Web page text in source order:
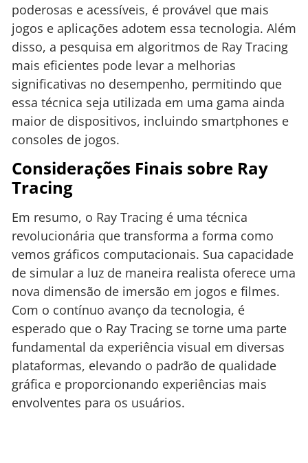
poderosas e acessíveis, é provável que mais
jogos e aplicações adotem essa tecnologia. Além
disso, a pesquisa em algoritmos de Ray Tracing
mais eficientes pode levar a melhorias
significativas no desempenho, permitindo que
essa técnica seja utilizada em uma gama ainda
maior de dispositivos, incluindo smartphones e
consoles de jogos.
Considerações Finais sobre Ray
Tracing
Em resumo, o Ray Tracing é uma técnica
revolucionária que transforma a forma como
vemos gráficos computacionais. Sua capacidade
de simular a luz de maneira realista oferece uma
nova dimensão de imersão em jogos e filmes.
Com o contínuo avanço da tecnologia, é
esperado que o Ray Tracing se torne uma parte
fundamental da experiência visual em diversas
plataformas, elevando o padrão de qualidade
gráfica e proporcionando experiências mais
envolventes para os usuários.